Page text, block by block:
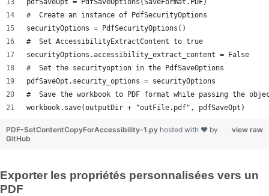
pdfSaveOpt = PdfSaveOptions(SaveFormat.PDF)
#  Create an instance of PdfSecurityOptions
securityOptions = PdfSecurityOptions()
#  Set AccessibilityExtractContent to true
securityOptions.accessibility_extract_content = False
#  Set the securityoption in the PdfSaveOptions
pdfSaveOpt.security_options = securityOptions
#  Save the workbook to PDF format while passing the
workbook.save(outputDir + "outFile.pdf", pdfSaveOpt)
view raw
PDF-SetContentCopyForAccessibility-1.py hosted with ❤ by
GitHub
Exporter les propriétés personnalisées vers un
PDF